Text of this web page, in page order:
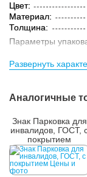
Цвет:
Материал:
Толщина:
Параметры
упаковке:
Развернуть
Аналогичные
Знак Парковка для
инвалидов, ГОСТ,
покрытием